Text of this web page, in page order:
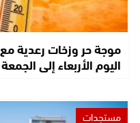
موجة حر وزخات رعدية
اليوم الأربعاء إلى
مستجدات